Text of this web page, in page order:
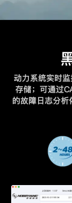
动力系统实时
存储；可通过
的故障日志分